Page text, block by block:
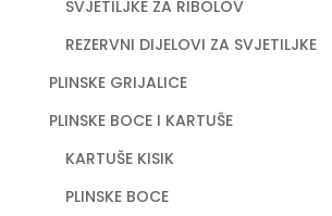
SVJETILJKE ZA RIBOLOV
REZERVNI DIJELOVI ZA SVJETILJKE
PLINSKE GRIJALICE
PLINSKE BOCE I KARTUŠE
KARTUŠE KISIK
PLINSKE BOCE